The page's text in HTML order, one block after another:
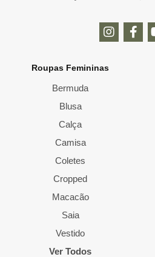
Roupas Femininas
Bermuda
Blusa
Calça
Camisa
Coletes
Cropped
Macacão
Saia
Vestido
Ver Todos